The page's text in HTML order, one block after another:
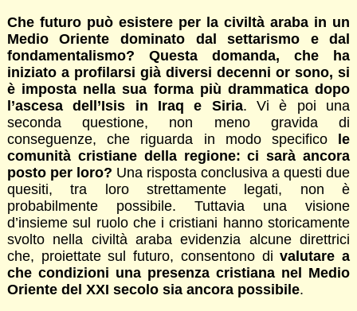
Che futuro può esistere per la civiltà araba in un
Medio Oriente dominato dal settarismo e dal
fondamentalismo? Questa domanda, che ha
iniziato a profilarsi già diversi decenni or sono, si
è imposta nella sua forma più drammatica dopo
l’ascesa dell’Isis in Iraq e Siria. Vi è poi una
seconda questione, non meno gravida di
conseguenze, che riguarda in modo specifico le
comunità cristiane della regione: ci sarà ancora
posto per loro? Una risposta conclusiva a questi due
quesiti, tra loro strettamente legati, non è
probabilmente possibile. Tuttavia una visione
d’insieme sul ruolo che i cristiani hanno storicamente
svolto nella civiltà araba evidenzia alcune direttrici
che, proiettate sul futuro, consentono divalutare a
che condizioni una presenza cristiana nel Medio
Oriente del XXI secolo sia ancora possibile.